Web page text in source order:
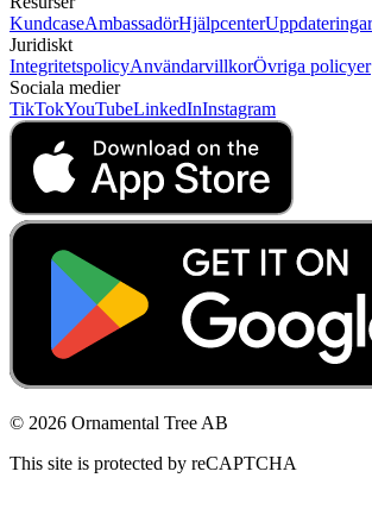
KundcaseAmbassadörHjälpcenterUppdateringar
Juridiskt
IntegritetspolicyAnvändarvillkorÖvriga policyer
Sociala medier
TikTokYouTubeLinkedInInstagram
© 2026 Ornamental Tree AB
This site is protected by reCAPTCHA